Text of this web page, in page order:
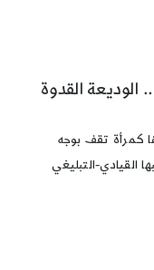
الوديعة القدوة
كمرأة تقف بوجه
القيادي-التبليغي